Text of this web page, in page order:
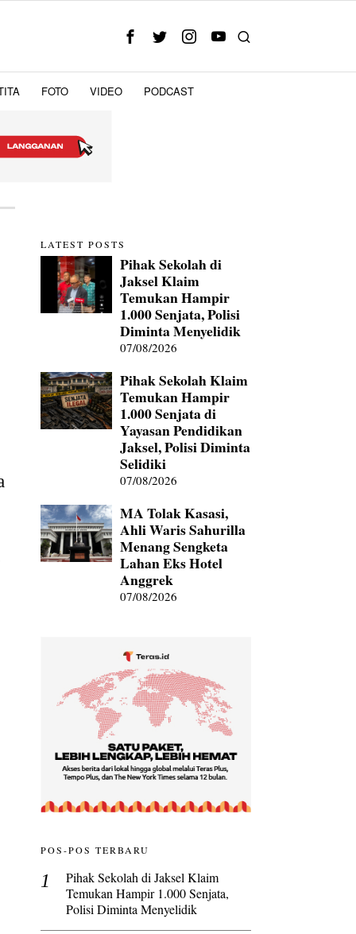
FOTO VIDEO PODCAST
LATEST POSTS
Pihak Sekolah di
Jaksel Klaim
Temukan Hampir
1.000 Senjata, Polisi
Diminta Menyelidik
07/08/2026
Pihak Sekolah Klaim
Temukan Hampir
1.000 Senjata di
Yayasan Pendidikan
Jaksel, Polisi Diminta
Selidiki
07/08/2026
MA Tolak Kasasi,
Ahli Waris Sahurilla
Menang Sengketa
Lahan Eks Hotel
Anggrek
07/08/2026
POS-POS TERBARU
Pihak Sekolah di Jaksel Klaim
Temukan Hampir 1.000 Senjata,
Polisi Diminta Menyelidik